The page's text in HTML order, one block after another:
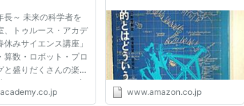
長～ 未来の科学者を
、トゥルース・アカデ
休みサイエンス講座」
算数・ロボット・プロ
と盛りだくさんの楽し
まっています！ いず
けの単発講座。新年度
www.amazon.co.jp